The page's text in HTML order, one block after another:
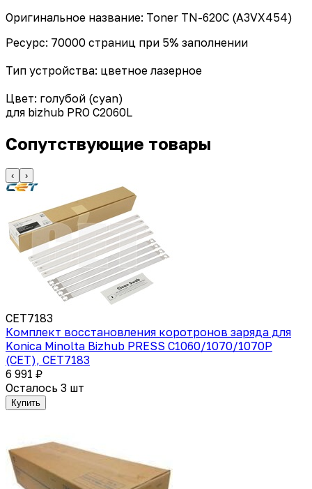
Оригинальное название: Toner TN-620C (A3VX454)
Ресурс: 70000 страниц при 5% заполнении
Тип устройства: цветное лазерное
Цвет: голубой (cyan)
для bizhub PRO C2060L
Сопутствующие товары
‹ ›
CET7183
Комплект восстановления коротронов заряда для
Konica Minolta Bizhub PRESS C1060/1070/1070P
(CET), CET7183
6 991 ₽
Осталось 3 шт
Купить